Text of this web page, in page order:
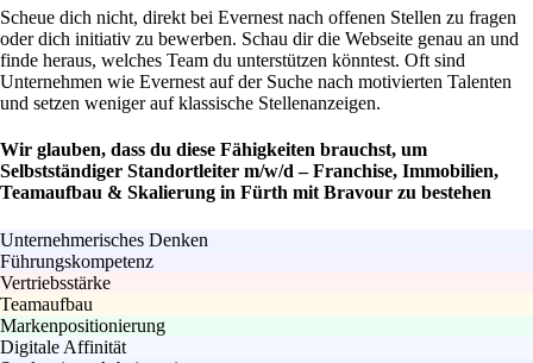
Scheue dich nicht, direkt bei Evernest nach offenen Stellen zu fragen
oder dich initiativ zu bewerben. Schau dir die Webseite genau an und
finde heraus, welches Team du unterstützen könntest. Oft sind
Unternehmen wie Evernest auf der Suche nach motivierten Talenten
und setzen weniger auf klassische Stellenanzeigen.
Wir glauben, dass du diese Fähigkeiten brauchst, um
Selbstständiger Standortleiter m/w/d – Franchise, Immobilien,
Teamaufbau & Skalierung in Fürth mit Bravour zu bestehen
Unternehmerisches Denken
Führungskompetenz
Vertriebsstärke
Teamaufbau
Markenpositionierung
Digitale Affinität